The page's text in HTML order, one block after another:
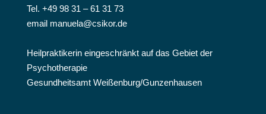
Tel. +49 98 31 – 61 31 73
email manuela@csikor.de
Heilpraktikerin eingeschränkt auf das Gebiet der
Psychotherapie
Gesundheitsamt Weißenburg/Gunzenhausen